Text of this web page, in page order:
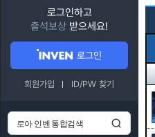
로그인하고
출석보상 받으세요!
로그인
회원가입 ID/PW 찾기